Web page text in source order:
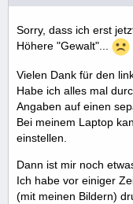
Sorry, dass ich erst
Höhere "Gewalt"...
Vielen Dank für den
Habe ich alles mal
Angaben auf einen
Bei meinem Laptop
einstellen.
Dann ist mir noch
Ich habe vor einiger
(mit meinen Bildern)